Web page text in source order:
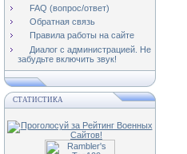
FAQ (вопрос/ответ)
Обратная связь
Правила работы на сайте
Диалог с администрацией. Не
забудьте включить звук!
СТАТИСТИКА